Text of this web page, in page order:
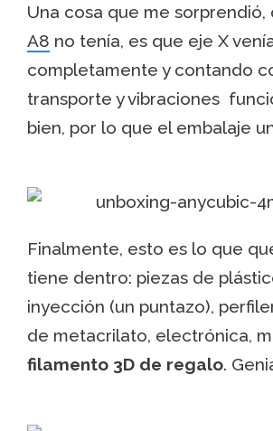
Una cosa que me sorprendió,
A8 no tenía, es que eje X
completamente y contando
transporte y vibraciones
bien, por lo que el embalaje
Finalmente, esto es lo que
tiene dentro: piezas de
inyección (un puntazo),
de metacrilato, electrónica,
filamento 3D de regalo.